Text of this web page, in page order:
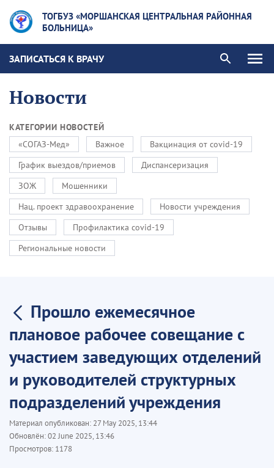
ТОГБУЗ «МОРШАНСКАЯ ЦЕНТРАЛЬНАЯ РАЙОННАЯ
БОЛЬНИЦА»
ЗАПИСАТЬСЯ К ВРАЧУ
Новости
КАТЕГОРИИ НОВОСТЕЙ
«СОГАЗ-Мед»
Важное
Вакцинация от covid-19
График выездов/приемов
Диспансеризация
ЗОЖ
Мошенники
Нац. проект здравоохранение
Новости учреждения
Отзывы
Профилактика covid-19
Региональные новости
Прошло ежемесячное
плановое рабочее совещание с
участием заведующих отделений
и руководителей структурных
подразделений учреждения
Материал опубликован: 27 May 2025, 13:44
Обновлён:02 June 2025, 13:46
Просмотров: 1178